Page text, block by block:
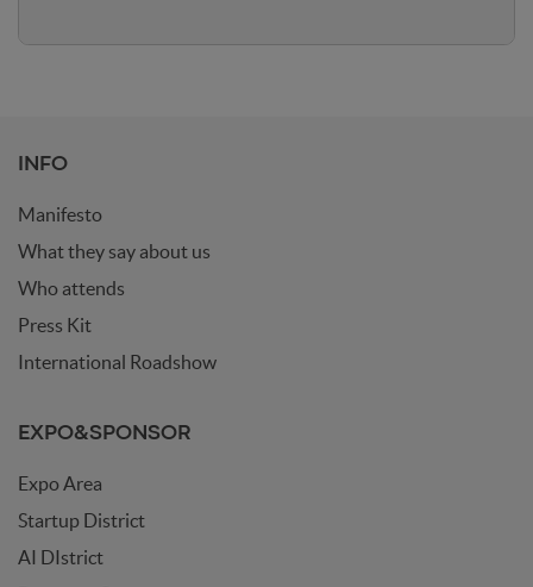
INFO
Manifesto
What they say about us
Who attends
Press Kit
International Roadshow
EXPO&SPONSOR
Expo Area
Startup District
AI DIstrict